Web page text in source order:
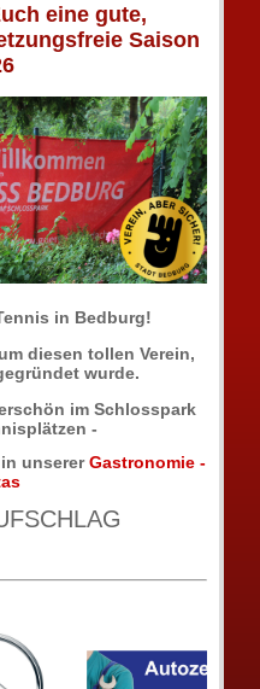
eine gute,
Saison
in Bedburg!
diesen tollen Verein,
wurde.
im Schlosspark
-
unsererGastronomie -